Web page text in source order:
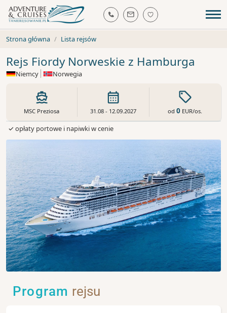
Strona główna Lista rejsów
Rejs Fiordy Norweskie z Hamburga
Niemcy Norwegia
MSC Preziosa 31.08 - 12.09.2027 od0 EUR/os.
✓ opłaty portowe i napiwki w cenie
Program rejsu